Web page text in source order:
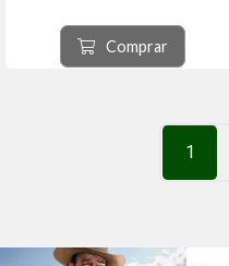
Comprar
1